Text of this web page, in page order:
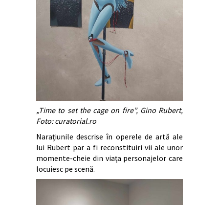
„Time to set the cage on fire”, Gino Rubert,
Foto: curatorial.ro
Narațiunile descrise în operele de artă ale
lui Rubert par a fi reconstituiri vii ale unor
momente-cheie din viața personajelor care
locuiesc pe scenă.